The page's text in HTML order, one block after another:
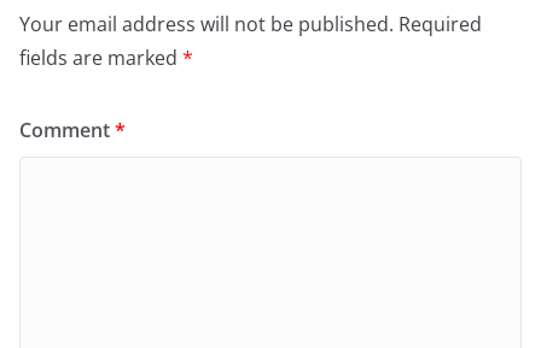
Your email address will not be published. Required
fields are marked *
Comment*